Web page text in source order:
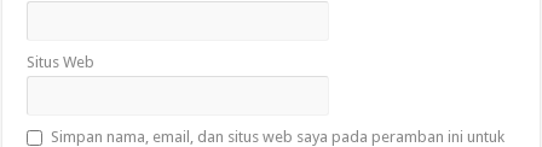
Situs Web
Simpan nama, email, dan situs web saya pada peramban ini untuk